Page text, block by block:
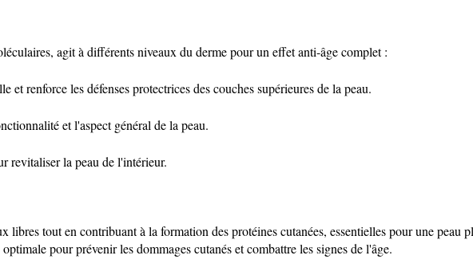
agit à différents niveaux du derme pour un effet anti-âge complet :
renforce les défenses protectrices des couches supérieures de la peau.
et l'aspect général de la peau.
revitaliser la peau de l'intérieur.
tout en contribuant à la formation des protéines cutanées, essentielles pour une peau
pour prévenir les dommages cutanés et combattre les signes de l'âge.